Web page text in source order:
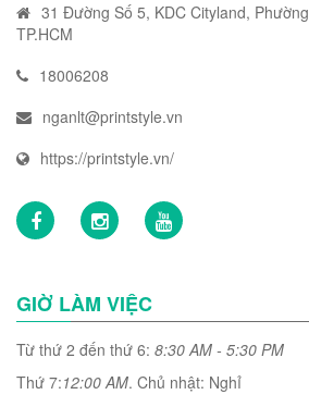
31 Đường Số 5, KDC Cityland,
TP.HCM
18006208
nganlt@printstyle.vn
https://printstyle.vn/
GIỜ LÀM VIỆC
Từ thứ 2 đến thứ 6: 8:30 AM - 5:30 PM
Thứ 7:12:00 AM. Chủ nhật: Nghỉ